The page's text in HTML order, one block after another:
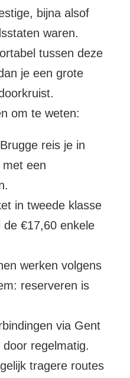
bijna alsof
waren.
tussen deze
je een grote
om te weten:
reis je in
een
in tweede klasse
de €17,60 enkele
werken volgens
reserveren is
via Gent
regelmatig.
tragere routes